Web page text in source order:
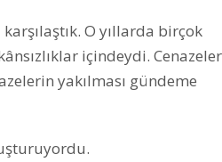
O yıllarda birçok
içindeydi.
yakılması gündeme